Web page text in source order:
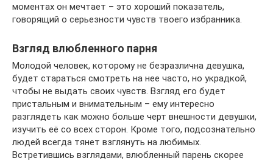
моментах он мечтает – это хороший показатель,
говорящий о серьезности чувств твоего избранника.
Взгляд влюбленного парня
Молодой человек, которому не безразлична девушка,
будет стараться смотреть на нее часто, но украдкой,
чтобы не выдать своих чувств. Взгляд его будет
пристальным и внимательным – ему интересно
разглядеть как можно больше черт внешности девушки,
изучить её со всех сторон. Кроме того, подсознательно
людей всегда тянет взглянуть на любимых.
Встретившись взглядами, влюбленный парень скорее